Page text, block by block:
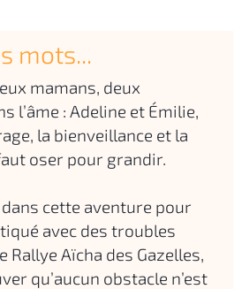
mots...
mamans, deux
l’âme : Adeline et Émilie,
la bienveillance et la
oser pour grandir.
cette aventure pour
avec des troubles
Rallye Aïcha des Gazelles,
qu’aucun obstacle n’est